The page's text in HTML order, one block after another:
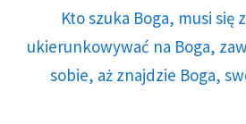
Kto szuka Boga, musi się
ukierunkowywać na Boga,
sobie, aż znajdzie Boga,